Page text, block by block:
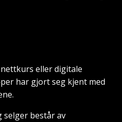
eller digitale
har gjort seg kjent med
selger består av